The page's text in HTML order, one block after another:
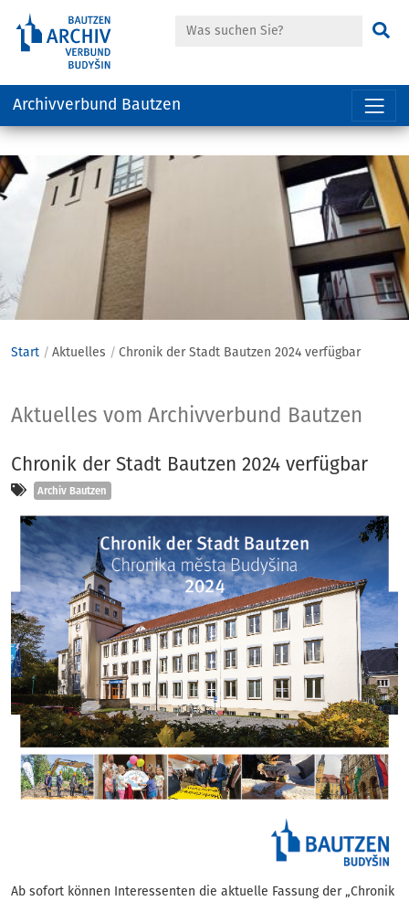
Hauptregion
der
Seite
anspringen
Suche
Archivverbund Bautzen
Start Aktuelles Chronik der Stadt Bautzen 2024 verfügbar
Aktuelles
Aktuelles vom Archivverbund Bautzen
Chronik der Stadt Bautzen 2024 verfügbar
Kategorien
Archiv Bautzen
Ab sofort können Interessenten die aktuelle Fassung der „Chronik